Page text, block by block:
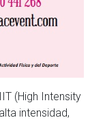
(High Intensity
intensidad,